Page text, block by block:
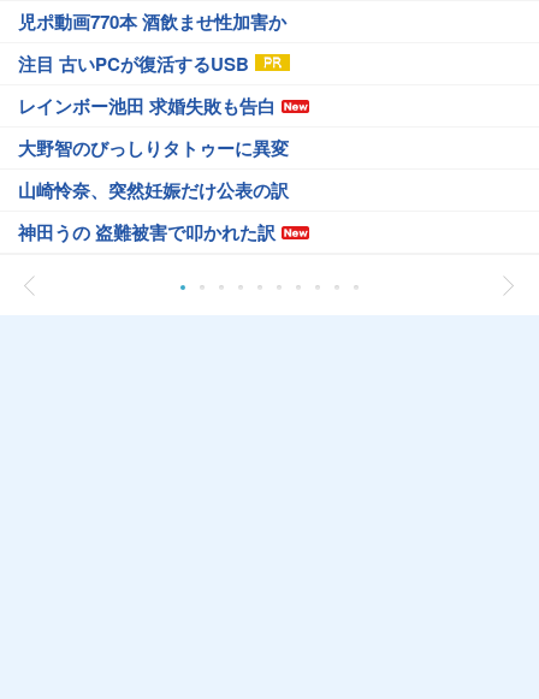
児ポ動画770本 酒飲ませ性加害か
注目 古いPCが復活するUSB
レインボー池田 求婚失敗も告白
大野智のびっしりタトゥーに異変
山崎怜奈、突然妊娠だけ公表の訳
神田うの 盗難被害で叩かれた訳